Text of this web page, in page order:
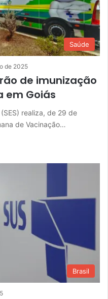
Saúde
de 2025
de imunização
em Goiás
realiza, de 29 de
de Vacinação…
Brasil